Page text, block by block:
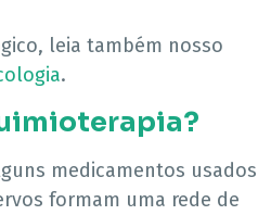
leia também nosso
.
medicamentos usados
formam uma rede de